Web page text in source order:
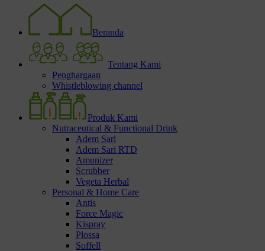
Beranda
Tentang Kami
Penghargaan
Whistleblowing channel
Produk Kami
Nutraceutical & Functional Drink
Adem Sari
Adem Sari RTD
Amunizer
Scrubber
Vegeta Herbal
Personal & Home Care
Antis
Force Magic
Kispray
Plossa
Soffell